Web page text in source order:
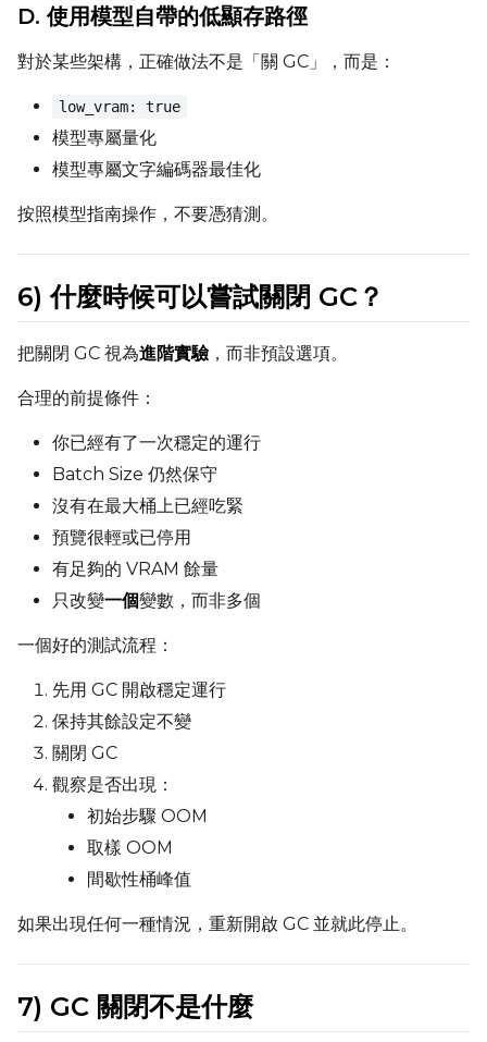
D. 使用模型自帶的低顯存路徑
對於某些架構，正確做法不是「關 GC」，而是：
low_vram: true
模型專屬量化
模型專屬文字編碼器最佳化
按照模型指南操作，不要憑猜測。
6) 什麼時候可以嘗試關閉 GC？
把關閉 GC 視為進階實驗，而非預設選項。
合理的前提條件：
你已經有了一次穩定的運行
Batch Size 仍然保守
沒有在最大桶上已經吃緊
預覽很輕或已停用
有足夠的 VRAM 餘量
只改變一個變數，而非多個
一個好的測試流程：
先用 GC 開啟穩定運行
保持其餘設定不變
關閉 GC
觀察是否出現：
初始步驟 OOM
取樣 OOM
間歇性桶峰值
如果出現任何一種情況，重新開啟 GC 並就此停止。
7) GC 關閉不是什麼